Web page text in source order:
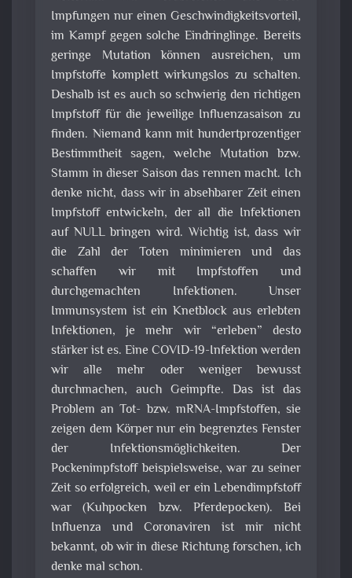
Impfungen nur einen Geschwindigkeitsvorteil,
im Kampf gegen solche Eindringlinge. Bereits
geringe Mutation können ausreichen, um
Impfstoffe komplett wirkungslos zu schalten.
Deshalb ist es auch so schwierig den richtigen
Impfstoff für die jeweilige Influenzasaison zu
finden. Niemand kann mit hundertprozentiger
Bestimmtheit sagen, welche Mutation bzw.
Stamm in dieser Saison das rennen macht. Ich
denke nicht, dass wir in absehbarer Zeit einen
Impfstoff entwickeln, der all die Infektionen
auf NULL bringen wird. Wichtig ist, dass wir
die Zahl der Toten minimieren und das
schaffen wir mit Impfstoffen und
durchgemachten Infektionen. Unser
Immunsystem ist ein Knetblock aus erlebten
Infektionen, je mehr wir “erleben” desto
stärker ist es. Eine COVID-19-Infektion werden
wir alle mehr oder weniger bewusst
durchmachen, auch Geimpfte. Das ist das
Problem an Tot- bzw. mRNA-Impfstoffen, sie
zeigen dem Körper nur ein begrenztes Fenster
der Infektionsmöglichkeiten. Der
Pockenimpfstoff beispielsweise, war zu seiner
Zeit so erfolgreich, weil er ein Lebendimpfstoff
war (Kuhpocken bzw. Pferdepocken). Bei
Influenza und Coronaviren ist mir nicht
bekannt, ob wir in diese Richtung forschen, ich
denke mal schon.